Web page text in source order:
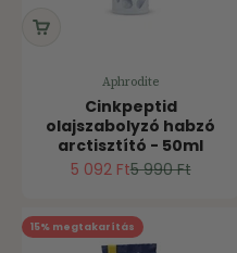
Aphrodite
Cinkpeptid
olajszabolyzó habzó
arctisztító - 50ml
Ár
5 092 FtNormál ár
5 990 Ft
15% megtakarítás